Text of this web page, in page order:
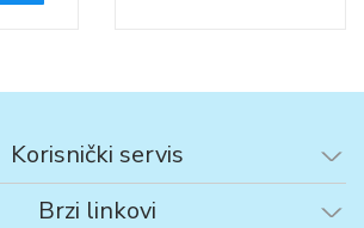
Korisnički servis
Brzi linkovi